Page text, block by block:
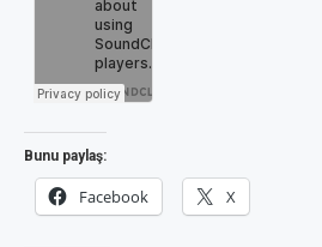
Bunu paylaş:
Facebook X